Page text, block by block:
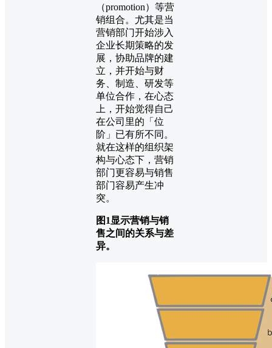
（promotion）等营
销组合。尤其是当
营销部门开始涉入
企业长期策略的发
展，协助品牌的建
立，并开始与财
务、制造、研发等
单位合作，在心态
上，开始觉得自己
在公司里的「位
阶」已有所不同。
就在这样的组织架
构与心态下，营销
部门更容易与销售
部门容易产生冲
突。
图1显示营销与销
售之间的关系与差
异。